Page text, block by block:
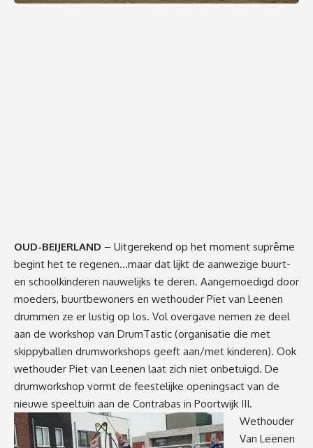
OUD-BEIJERLAND – Uitgerekend op het moment suprême
begint het te regenen…maar dat lijkt de aanwezige buurt-
en schoolkinderen nauwelijks te deren. Aangemoedigd door
moeders, buurtbewoners en wethouder Piet van Leenen
drummen ze er lustig op los. Vol overgave nemen ze deel
aan de workshop van DrumTastic (organisatie die met
skippyballen drumworkshops geeft aan/met kinderen). Ook
wethouder Piet van Leenen laat zich niet onbetuigd. De
drumworkshop vormt de feestelijke openingsact van de
nieuwe speeltuin aan de Contrabas in Poortwijk III.
Wethouder
Van Leenen